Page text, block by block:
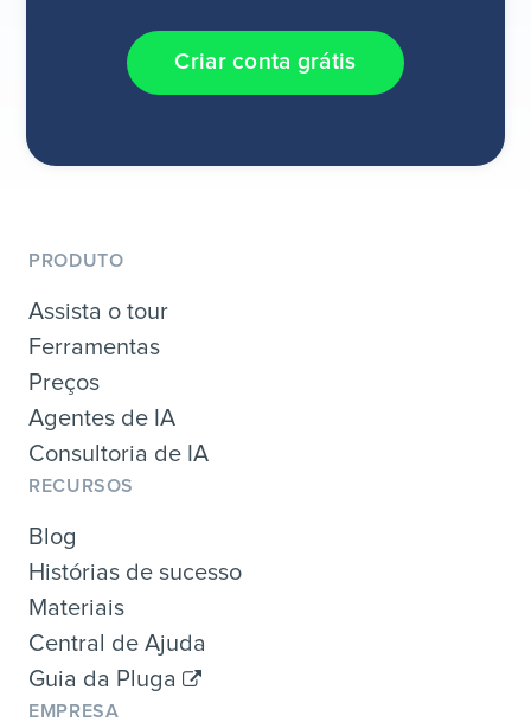
Criar conta grátis
PRODUTO
Assista o tour
Ferramentas
Preços
Agentes de IA
Consultoria de IA
RECURSOS
Blog
Histórias de sucesso
Materiais
Central de Ajuda
Guia da Pluga
EMPRESA